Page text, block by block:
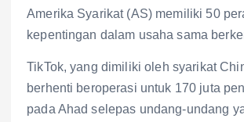
Amerika Syarikat (AS) memiliki 50
kepentingan dalam usaha sama
TikTok, yang dimiliki oleh syarikat
berhenti beroperasi untuk 170 juta
pada Ahad selepas undang-undang